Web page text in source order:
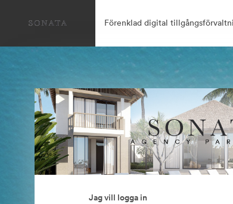
Förenklad digital
Jag vill logga in